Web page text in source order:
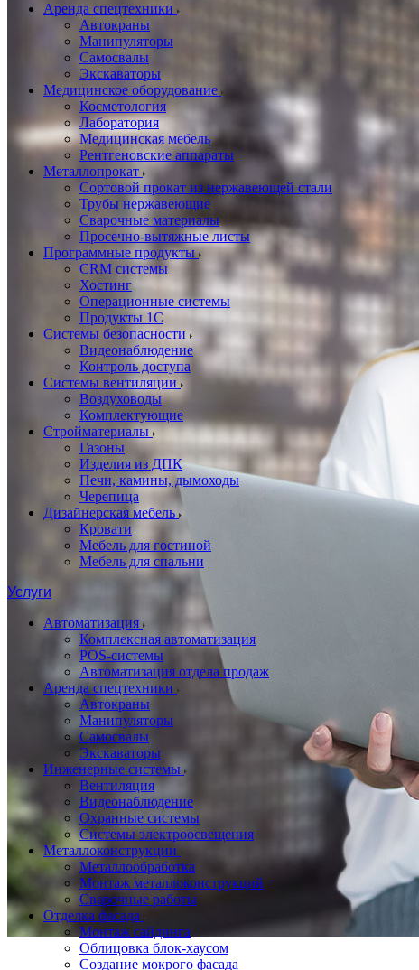
Аренда спецтехники
Автокраны
Манипуляторы
Самосвалы
Экскаваторы
Медицинское оборудование
Косметология
Лаборатория
Медицинская мебель
Рентгеновские аппараты
Металлопрокат
Сортовой прокат из нержавеющей стали
Трубы нержавеющие
Сварочные материалы
Просечно-вытяжные листы
Программные продукты
CRM системы
Хостинг
Операционные системы
Продукты 1С
Системы безопасности
Видеонаблюдение
Контроль доступа
Системы вентиляции
Воздуховоды
Комплектующие
Стройматериалы
Газоны
Изделия из ДПК
Печи, камины, дымоходы
Черепица
Дизайнерская мебель
Кровати
Мебель для гостиной
Мебель для спальни
Услуги
Автоматизация
Комплексная автоматизация
POS-системы
Автоматизация отдела продаж
Аренда спецтехники
Автокраны
Манипуляторы
Самосвалы
Экскаваторы
Инженерные системы
Вентиляция
Видеонаблюдение
Охранные системы
Системы электроосвещения
Металлоконструкции
Металлообработка
Монтаж металлоконструкций
Сварочные работы
Отделка фасада
Монтаж сайдинга
Облицовка блок-хаусом
Создание мокрого фасада